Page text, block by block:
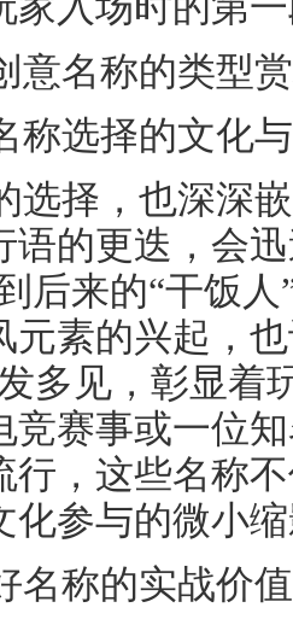
意名称的类型
称选择的文化
选择，也深深
语的更迭，会
后来的“干饭
元素的兴起，
多见，彰显着
竞赛事或一位
行，这些名称
化参与的微小
名称的实战价值